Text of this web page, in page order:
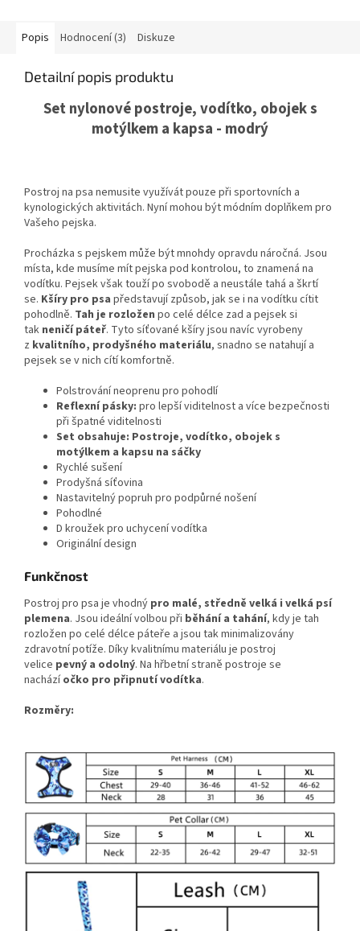
Popis Hodnocení (3) Diskuze
Detailní popis produktu
Set nylonové postroje, vodítko, obojek s
motýlkem a kapsa - modrý
Postroj na psa nemusite využívát pouze při sportovních a
kynologických aktivitách. Nyní mohou být módním doplňkem pro
Vašeho pejska.
Procházka s pejskem může být mnohdy opravdu náročná. Jsou
místa, kde musíme mít pejska pod kontrolou, to znamená na
vodítku. Pejsek však touží po svobodě a neustále tahá a škrtí
se. Kšíry pro psa představují způsob, jak se i na vodítku cítit
pohodlně. Tah je rozložen po celé délce zad a pejsek si
tak neničí páteř. Tyto síťované kšíry jsou navíc vyrobeny
z kvalitního, prodyšného materiálu, snadno se natahují a
pejsek se v nich cítí komfortně.
Polstrování neoprenu pro pohodlí
Reflexní pásky: pro lepší viditelnost a více bezpečnosti
při špatné viditelnosti
Set obsahuje: Postroje, vodítko, obojek s
motýlkem a kapsu na sáčky
Rychlé sušení
Prodyšná síťovina
Nastavitelný popruh pro podpůrné nošení
Pohodlné
D kroužek pro uchycení vodítka
Originální design
Funkčnost
Postroj pro psa je vhodný pro malé, středně velká i velká psí
plemena. Jsou ideální volbou při běhání a tahání, kdy je tah
rozložen po celé délce páteře a jsou tak minimalizovány
zdravotní potíže. Díky kvalitnímu materiálu je postroj
velice pevný a odolný. Na hřbetní straně postroje se
nacházíočko pro připnutí vodítka.
Rozměry: